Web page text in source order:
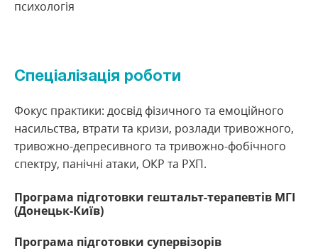
психологія
Спеціалізація роботи
Фокус практики: досвід фізичного та емоційного
насильства, втрати та кризи, розлади тривожного,
тривожно-депресивного та тривожно-фобічного
спектру, панічні атаки, ОКР та РХП.
Програма підготовки гештальт-терапевтів МГІ
(Донецьк-Київ)
Програма підготовки супервізорів